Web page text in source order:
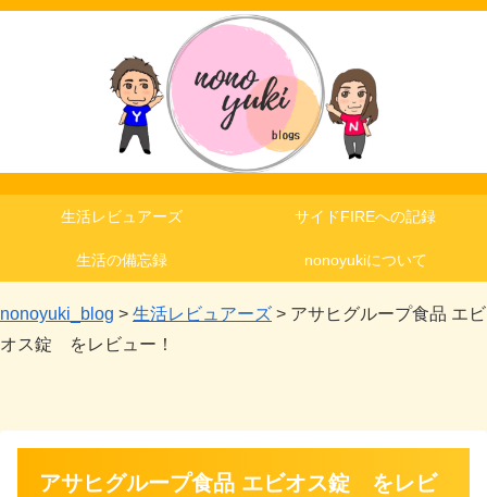
生活レビュアーズ サイドFIREへの記録
生活の備忘録 nonoyukiについて
nonoyuki_blog > 生活レビュアーズ > アサヒグループ食品 エビ
オス錠 をレビュー！
アサヒグループ食品 エビオス錠 をレビ